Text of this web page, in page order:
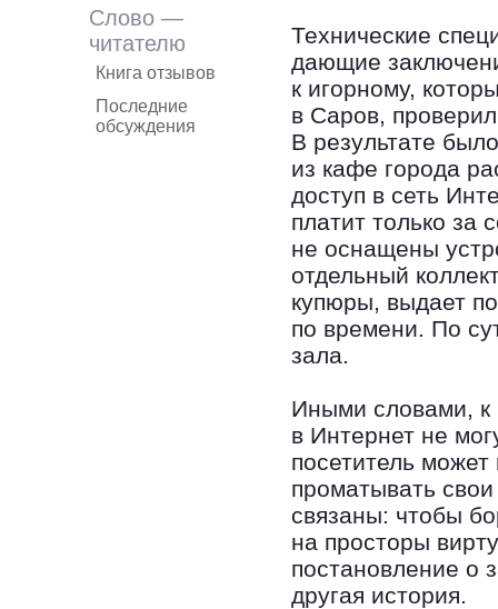
Слово —
читателю
Книга отзывов
Последние
обсуждения
Технические
дающие
к игорному,
в Саров,
В результате
из кафе города
доступ в сеть
платит только за
не оснащены
отдельный
купюры, выдает
по времени. По
зала.
Иными словами, к
в Интернет не
посетитель
проматывать
связаны: чтобы
на просторы
постановление о
другая история.